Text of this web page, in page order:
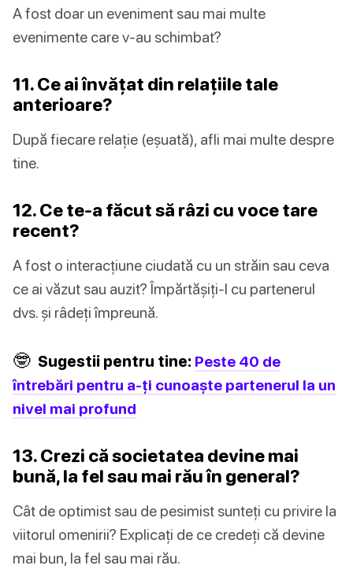
A fost doar un eveniment sau mai multe
evenimente care v-au schimbat?
11. Ce ai învățat din relațiile tale
anterioare?
După fiecare relație (eșuată), afli mai multe despre
tine.
12. Ce te-a făcut să râzi cu voce tare
recent?
A fost o interacțiune ciudată cu un străin sau ceva
ce ai văzut sau auzit? Împărtășiți-l cu partenerul
dvs. și râdeți împreună.
🤓 Sugestii pentru tine: Peste 40 de
întrebări pentru a-ți cunoaște partenerul la un
nivel mai profund
13. Crezi că societatea devine mai
bună, la fel sau mai rău în general?
Cât de optimist sau de pesimist sunteți cu privire la
viitorul omenirii? Explicați de ce credeți că devine
mai bun, la fel sau mai rău.